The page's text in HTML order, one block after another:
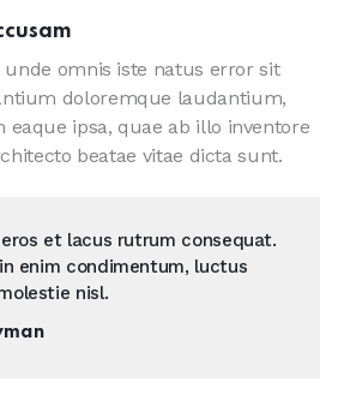
unde omnis iste natus error sit
doloremque laudantium,
ipsa, quae ab illo inventore
beatae vitae dicta sunt.
et lacus rutrum consequat.
enim condimentum, luctus
nisl.